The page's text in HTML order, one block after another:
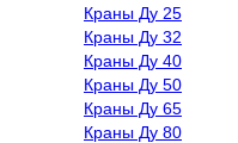
Краны Ду 25
Краны Ду 32
Краны Ду 40
Краны Ду 50
Краны Ду 65
Краны Ду 80